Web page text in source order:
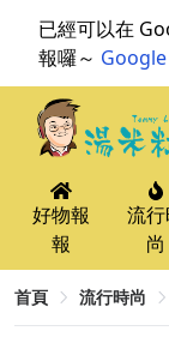
已經可以在
報囉～
好物報
報
流
尚
首頁 流行時尚